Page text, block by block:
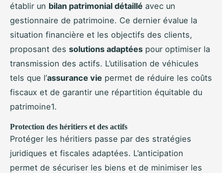
établir un bilan patrimonial détaillé avec un
gestionnaire de patrimoine. Ce dernier évalue la
situation financière et les objectifs des clients,
proposant des solutions adaptées pour optimiser la
transmission des actifs. L’utilisation de véhicules
tels que l’assurance vie permet de réduire les coûts
fiscaux et de garantir une répartition équitable du
patrimoine1.
Protection des héritiers et des actifs
Protéger les héritiers passe par des stratégies
juridiques et fiscales adaptées. L’anticipation
permet de sécuriser les biens et de minimiser les